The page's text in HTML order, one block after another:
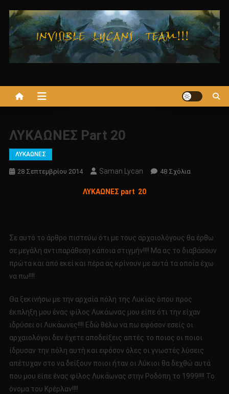
στο
περιεχόμενο
ΛΥΚΑΩΝΕΣ Part 20
ΛΥΚΑΩΝΕΣ
28 Σεπτεμβρίου 2014 Saman Lycan 48 ΣχόλιαΣτο
ΛΥΚΑΩΝΕΣ part 20
Σε αυτό το άρθρο πιστεύω ότι με τους αρχαιολόγους θα έρθω
σε μεγάλη αντιπαράθεση κάποια στιγμήν!!!! Μα ας το διαβάσουν
πρώτα και από εκεί και πέρα ας κρίνουν με αυτά τα οποία έχω
να πω!!!!
Θα ξεκινήσω με την αρχαία πόλη της Λυκίας όπου προς
έκπληξη μου ένας φίλος Λυκάωνας μου είπε ότι την είχαν
ιδρύσει οι Λυκάωνες!!!! Εδώ θέλω να πω εφόσον εσείς οι
αρχαιολόγοι δεν έχετε αποδείξεις απτές το ποιος οι ποιοι
ίδρυσαν την πόλη αυτή και εφόσον όλες οι γνωστές λύσεις
απέτυχαν στο να δείξουν ποιοι ήταν οι Λύκιοι θα δεχθώ αυτά
που μου είπε ένας φίλος Λυκάωνας στην Ροδόπη το 1999!!!! Το
όνομα του Κρέρλαν!!!!